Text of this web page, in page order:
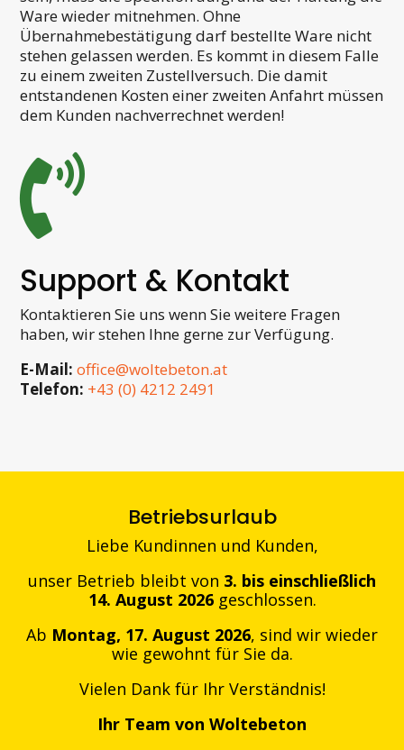
Ware wieder mitnehmen. Ohne
Übernahmebestätigung darf bestellte Ware nicht
stehen gelassen werden. Es kommt in diesem Falle
zu einem zweiten Zustellversuch. Die damit
entstandenen Kosten einer zweiten Anfahrt müssen
dem Kunden nachverrechnet werden!

Support & Kontakt
Kontaktieren Sie uns wenn Sie weitere Fragen
haben, wir stehen Ihne gerne zur Verfügung.
E-Mail: office@woltebeton.at
Telefon: +43 (0) 4212 2491
Betriebsurlaub
Liebe Kundinnen und Kunden,
unser Betrieb bleibt von 3. bis einschließlich
14. August 2026geschlossen.
Ab Montag, 17. August 2026, sind wir wieder
wie gewohnt für Sie da.
Vielen Dank für Ihr Verständnis!
Ihr Team von Woltebeton